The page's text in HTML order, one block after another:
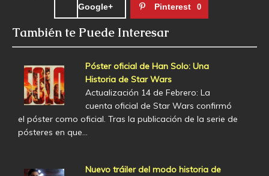
Google+ Pinterest 0
También te Puede Interesar
Póster oficial de Han Solo: Una
Historia de Star Wars
Actualización 14 de Febrero: La
cuenta oficial de Star Wars confirmó
el póster como oficial. Tras la publicación de la serie de
pósteres en que…
Nuevo tráiler del modo historia de